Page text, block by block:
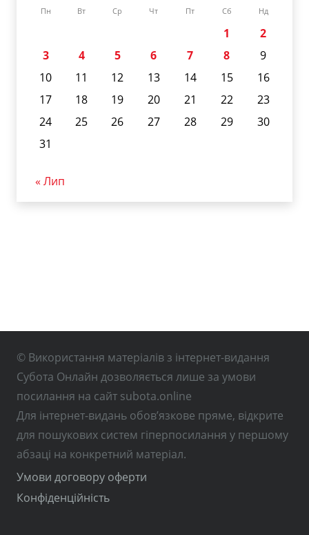
Пн Вт Ср Чт Пт Сб Нд
1
2
3
4 5 6 7 8
9
10
11 12 13 14 15
16
17
18 19 20 21 22
23
24
25 26 27 28 29
30
31
« Лип
© Використання матеріалів з інтернет-видання
Субота Онлайн дозволяється лише за умови
посилання на сайт subota.online
Для інтернет-видань обов’язкове пряме, відкрите
для пошукових систем гіперпосилання у першому
абзаці на конкретний матеріал.
Умови договору оферти
Конфіденційність